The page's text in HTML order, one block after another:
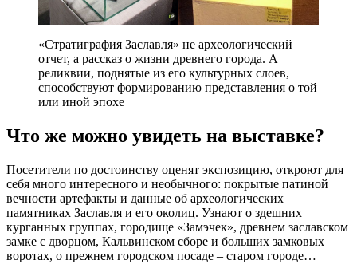
«Стратиграфия Заславля» не археологический
отчет, а рассказ о жизни древнего города. А
реликвии, поднятые из его культурных слоев,
способствуют формированию представления о той
или иной эпохе
Что же можно увидеть на выставке?
Посетители по достоинству оценят экспозицию, откроют для
себя много интересного и необычного: покрытые патиной
вечности артефакты и данные об археологических
памятниках Заславля и его околиц. Узнают о здешних
курганных группах, городище «Замэчек», древнем заславском
замке с дворцом, Кальвинском сборе и больших замковых
воротах, о прежнем городском посаде – старом городе…